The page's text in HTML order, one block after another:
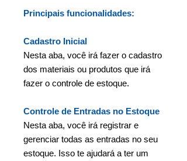
Principais funcionalidades:
Cadastro Inicial
Nesta aba, você irá fazer o cadastro
dos materiais ou produtos que irá
fazer o controle de estoque.
Controle de Entradas no Estoque
Nesta aba, você irá registrar e
gerenciar todas as entradas no seu
estoque. Isso te ajudará a ter um